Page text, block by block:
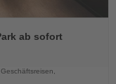
ab sofort